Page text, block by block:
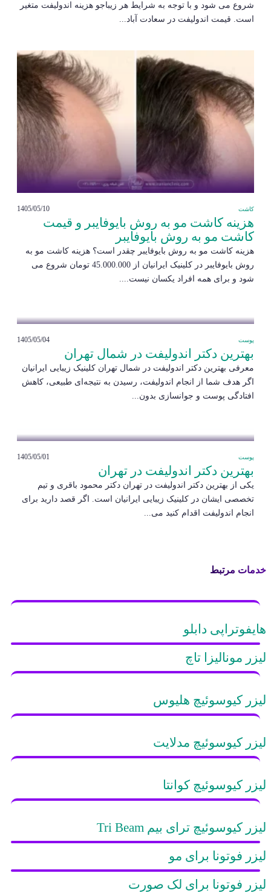
شروع می شود و با توجه به شرایط هر زیباجو هزینه اندولیفت متغیر
است. قیمت اندولیفت در سعادت آباد...
کاشت 1405/05/10
هزینه کاشت مو به روش بایوفایبر و قیمت
کاشت مو به روش بایوفایبر
هزینه کاشت مو به روش بایوفایبر چقدر است؟ هزینه کاشت مو به
روش بایوفایبر در کلینیک ایرانیان از 45.000.000 تومان شروع می
شود و برای همه افراد یکسان نیست....
پوست 1405/05/04
بهترین دکتر اندولیفت در شمال تهران
معرفی بهترین دکتر اندولیفت در شمال تهران کلینیک زیبایی ایرانیان
اگر هدف شما از انجام اندولیفت، رسیدن به نتیجه‌ای طبیعی، کاهش
افتادگی پوست و جوانسازی بدون...
پوست 1405/05/01
بهترین دکتر اندولیفت در تهران
یکی از بهترین دکتر اندولیفت در تهران دکتر محمود باقری و تیم
تخصصی ایشان در کلینیک زیبایی ایرانیان است. اگر قصد دارید برای
انجام اندولیفت اقدام کنید می...
خدمات مرتبط
هایفوتراپی دابلو
لیزر مونالیزا تاچ
لیزر کیوسوئیچ هلیوس
لیزر کیوسوئیچ مدلایت
لیزر کیوسوئیچ کوانتا
لیزر کیوسوئیچ ترای بیم Tri Beam
لیزر فوتونا برای مو
لیزر فوتونا برای لک صورت